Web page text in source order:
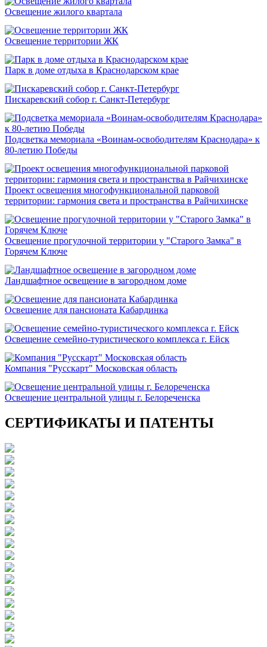
Освещение жилого квартала
Освещение территории ЖК
Парк в доме отдыха в Краснодарском крае
Пискаревский собор г. Санкт-Петербург
Подсветка мемориала «Воинам-освободителям Краснодара» к
80-летию Победы
Проект освещения многофункциональной парковой
территории: гармония света и пространства в Райчихинске
Освещение прогулочной территории у "Старого Замка" в
Горячем Ключе
Ландшафтное освещение в загородном доме
Освещение для пансионата Кабардинка
Освещение семейно-туристического комплекса г. Ейск
Компания "Русскарт" Московская область
Освещение центральной улицы г. Белореченска
СЕРТИФИКАТЫ И ПАТЕНТЫ